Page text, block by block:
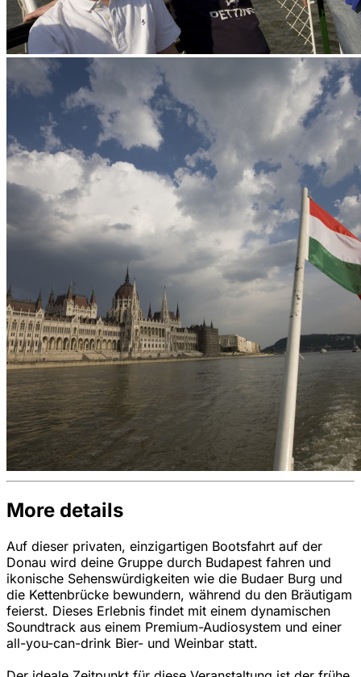
More details
Auf dieser privaten, einzigartigen Bootsfahrt auf der
Donau wird deine Gruppe durch Budapest fahren und
ikonische Sehenswürdigkeiten wie die Budaer Burg und
die Kettenbrücke bewundern, während du den Bräutigam
feierst. Dieses Erlebnis findet mit einem dynamischen
Soundtrack aus einem Premium-Audiosystem und einer
all-you-can-drink Bier- und Weinbar statt.